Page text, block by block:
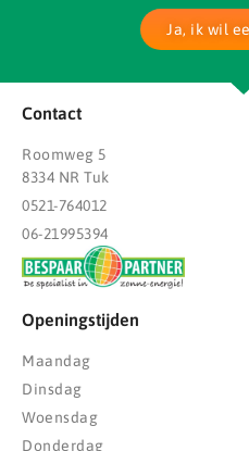
Ja, ik wil
Contact
Roomweg 5
8334 NR Tuk
0521-764012
06-21995394
Openingstijden
Maandag
Dinsdag
Woensdag
Donderdag